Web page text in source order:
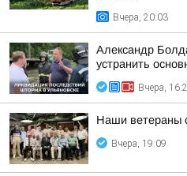
Вчера, 20:03
Александр
устранить
Вчера,
Наши ветераны
Вчера, 19:09